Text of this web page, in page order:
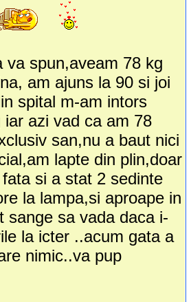
va spun,aveam 78 kg
am ajuns la 90 si joi
spital m-am intors
azi vad ca am 78
san,nu a baut nici
lapte din plin,doar
si a stat 2 sedinte
la lampa,si aproape in
sange sa vada daca i-
la icter ..acum gata a
nimic..va pup